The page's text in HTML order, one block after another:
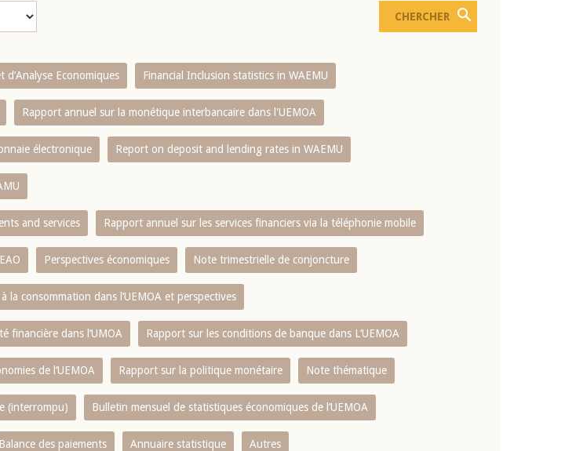
d’Analyse Economiques Financial Inclusion statistics in WAEMU
Rapport annuel sur la monétique interbancaire dans l'UEMOA
électronique Report on deposit and lending rates in WAEMU
and services Rapport annuel sur les services financiers via la téléphonie mobile
Perspectives économiques Note trimestrielle de conjoncture
la consommation dans l‘UEMOA et perspectives
financière dans l‘UMOA Rapport sur les conditions de banque dans L‘UEMOA
de l‘UEMOA Rapport sur la politique monétaire Note thématique
(interrompu) Bulletin mensuel de statistiques économiques de l‘UEMOA
Balance des paiements Annuaire statistique Autres